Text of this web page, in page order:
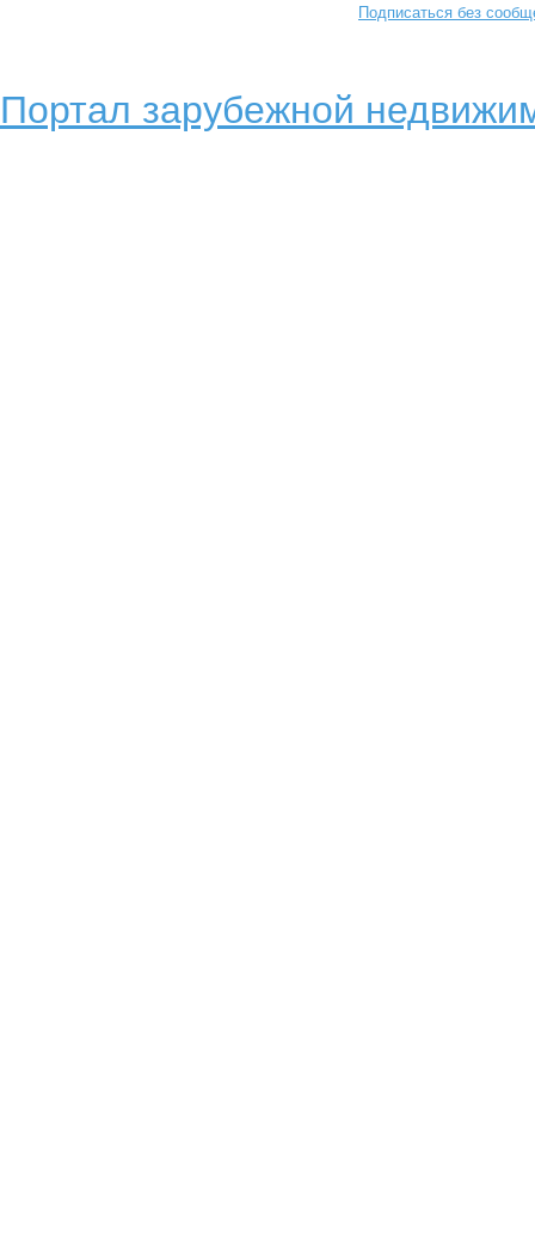
Подписаться без
Портал зарубежной